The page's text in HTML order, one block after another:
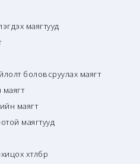
маягтууд
боловсруулах маягт
маягт
маягт
маягтууд
хөтөлбөр